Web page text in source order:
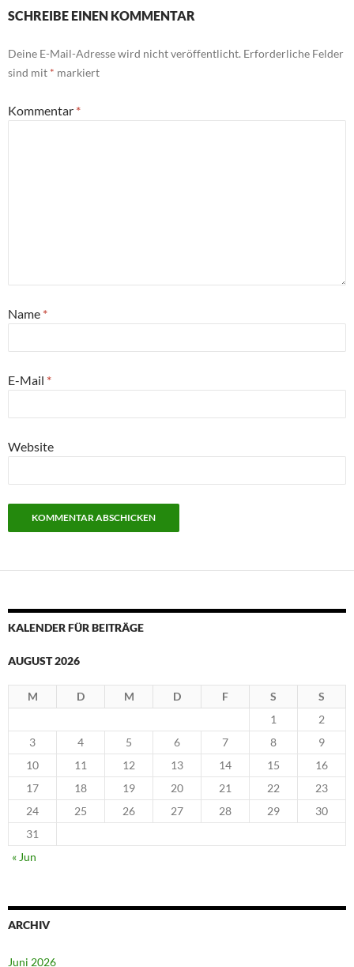
SCHREIBE EINEN KOMMENTAR
Deine E-Mail-Adresse wird nicht veröffentlicht. Erforderliche Felder
sind mit * markiert
Kommentar *
Name *
E-Mail *
Website
KALENDER FÜR BEITRÄGE
AUGUST 2026
M D M D F S
S
1
2
3
4 5 6 7 8
9
10
11 12 13 14 15
16
17
18 19 20 21 22
23
24
25 26 27 28 29
30
31
« Jun
ARCHIV
Juni 2026